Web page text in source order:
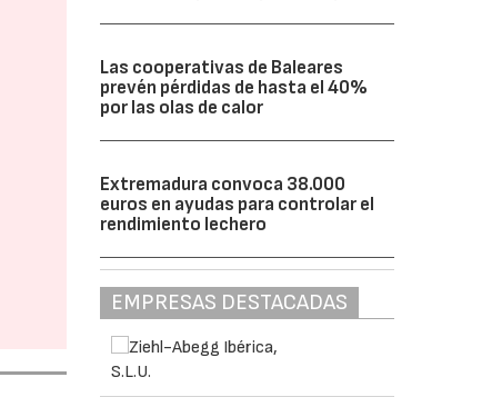
Las cooperativas de Baleares
prevén pérdidas de hasta el 40%
por las olas de calor
Extremadura convoca 38.000
euros en ayudas para controlar el
rendimiento lechero
EMPRESAS DESTACADAS